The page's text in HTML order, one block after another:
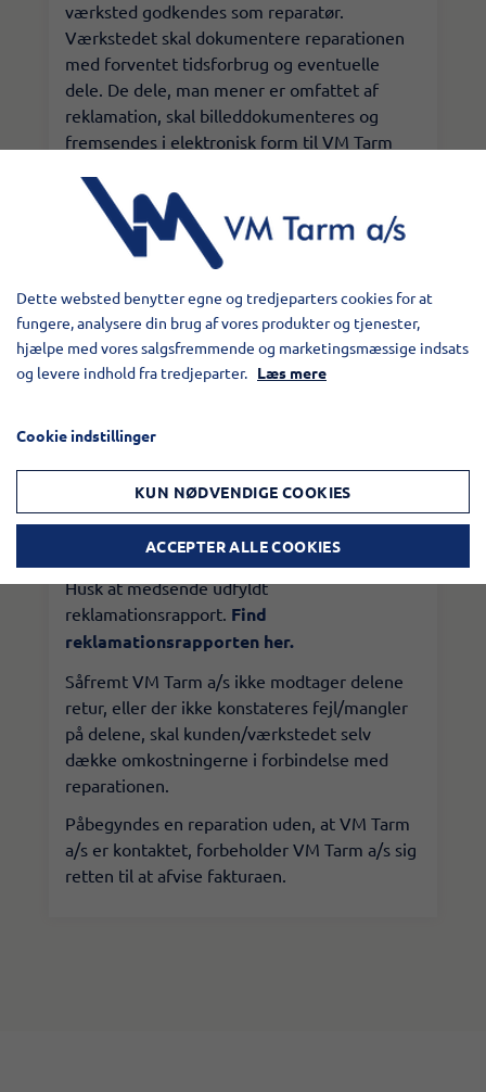
værksted godkendes som reparatør.
Værkstedet skal dokumentere reparationen
med forventet tidsforbrug og eventuelle
dele. De dele, man mener er omfattet af
reklamation, skal billeddokumenteres og
fremsendes i elektronisk form til VM Tarm
​Det eksterne værksted skal desuden modtage
et indkøbsnummer fra VM Tarm a/s, inden
arbejdet påbegyndes.​
4. Efter reparationen
a/s, hvis ikke andet er aftalt. Dele, som er
fremsendt fra VM Tarm a/s, vil blive
faktureret og efterfølgende krediteret, når
VM Tarm a/s har modtaget og godkendt de
udskiftede dele.
​Husk at medsende udfyldt
reklamationsrapport. Find
reklamationsrapporten her.
​Såfremt VM Tarm a/s ikke modtager delene
retur, eller der ikke konstateres fejl/mangler
på delene, skal kunden/værkstedet selv
dække omkostningerne i forbindelse med
reparationen.
​Påbegyndes en reparation uden, at VM Tarm
a/s er kontaktet, forbeholder VM Tarm a/s sig
retten til at afvise fakturaen.​
Dette websted benytter egne og tredjeparters cookies for at
fungere, analysere din brug af vores produkter og tjenester,
hjælpe med vores salgsfremmende og marketingsmæssige indsats
og levere indhold fra tredjeparter. Læs mere
Cookie indstillinger
KUN NØDVENDIGE COOKIES
ACCEPTER ALLE COOKIES